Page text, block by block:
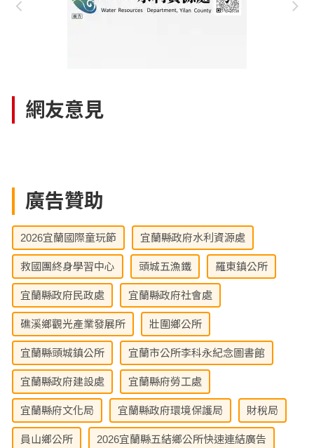
網友意見
廣告贊助
2026宜蘭國際童玩節 宜蘭縣政府水利資源處
救國團終身學習中心 頭城五漁鐵 羅東鎮公所
宜蘭縣政府民政處 宜蘭縣政府社會處
礁溪鄉觀光產業發展所 壯圍鄉公所
宜蘭縣頭城鎮公所 宜蘭市公所李科永紀念圖書館
宜蘭縣政府建設處 宜蘭縣府勞工處
宜蘭縣府文化局 宜蘭縣政府環境保護局 財稅局
員山鄉公所 2026宜蘭縣五結鄉公所快速連結廣告